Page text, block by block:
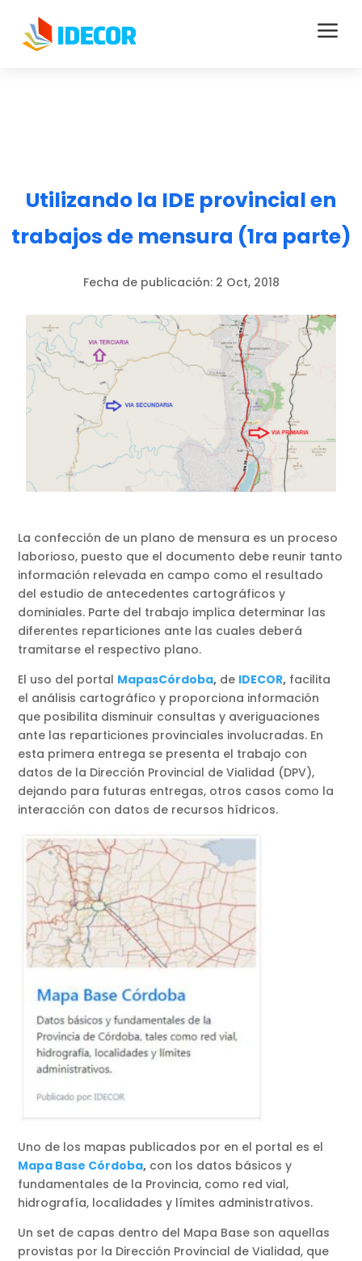
a
Utilizando la IDE provincial en
trabajos de mensura (1ra parte)
Fecha de publicación: 2 Oct, 2018
La confección de un plano de mensura es un proceso
laborioso, puesto que el documento debe reunir tanto
información relevada en campo como el resultado
del estudio de antecedentes cartográficos y
dominiales. Parte del trabajo implica determinar las
diferentes reparticiones ante las cuales deberá
tramitarse el respectivo plano.
El uso del portal MapasCórdoba, de IDECOR, facilita
el análisis cartográfico y proporciona información
que posibilita disminuir consultas y averiguaciones
ante las reparticiones provinciales involucradas. En
esta primera entrega se presenta el trabajo con
datos de la Dirección Provincial de Vialidad (DPV),
dejando para futuras entregas, otros casos como la
interacción con datos de recursos hídricos.
Uno de los mapas publicados por en el portal es el
Mapa Base Córdoba, con los datos básicos y
fundamentales de la Provincia, como red vial,
hidrografía, localidades y límites administrativos.
Un set de capas dentro del Mapa Base son aquellas
provistas por la Dirección Provincial de Vialidad, que